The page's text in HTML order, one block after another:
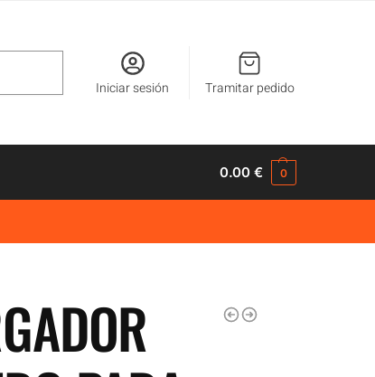
Iniciar sesión Tramitar pedido
0.00€ 0